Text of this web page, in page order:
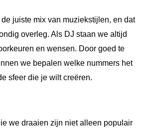
juiste mix van muziekstijlen, en dat
overleg. Als DJ staan we altijd
en wensen. Door goed te
we bepalen welke nummers het
sfeer die je wilt creëren.
we draaien zijn niet alleen populair